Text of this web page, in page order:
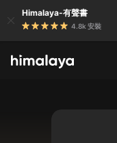
Himalaya-有聲書
4.8k 安裝